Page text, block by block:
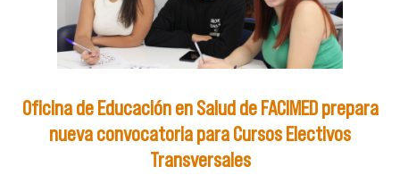
Oficina de Educación en Salud de FACIMED prepara
nueva convocatoria para Cursos Electivos
Transversales